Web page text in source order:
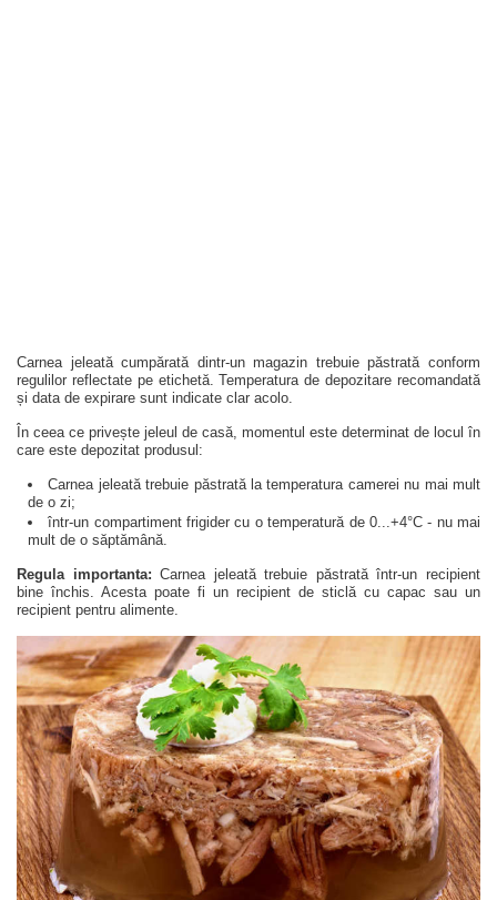
Carnea jeleată cumpărată dintr-un magazin trebuie păstrată conform
regulilor reflectate pe etichetă. Temperatura de depozitare recomandată
și data de expirare sunt indicate clar acolo.
În ceea ce privește jeleul de casă, momentul este determinat de locul în
care este depozitat produsul:
Carnea jeleată trebuie păstrată la temperatura camerei nu mai mult
de o zi;
într-un compartiment frigider cu o temperatură de 0...+4°C - nu mai
mult de o săptămână.
Regula importanta: Carnea jeleată trebuie păstrată într-un recipient
bine închis. Acesta poate fi un recipient de sticlă cu capac sau un
recipient pentru alimente.